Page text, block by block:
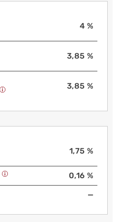
4 %
3,85 %
3,85 %
1,75 %
0,16 %
—